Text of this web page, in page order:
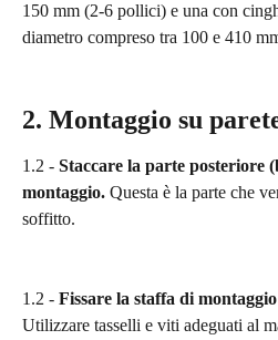
150 mm (2-6 pollici) e una con
diametro compreso tra 100 e 410
2. Montaggio su
1.2 - Staccare la parte posteriore
montaggio. Questa è la parte che
soffitto.
1.2 - Fissare la staffa di
Utilizzare tasselli e viti adeguati al